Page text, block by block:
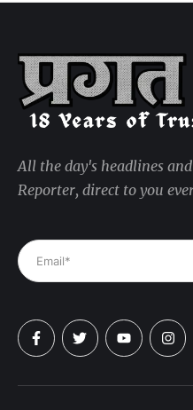
All the day's headlines
Reporter, direct to you